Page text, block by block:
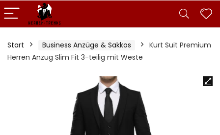
Start Business Anzüge & Sakkos
Kurt Suit Premium
Herren Anzug Slim Fit 3-teilig mit Weste